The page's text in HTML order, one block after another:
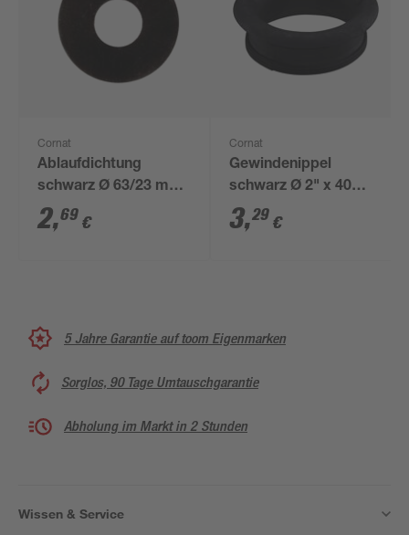
Cornat
Ablaufdichtung
schwarz Ø 63/23 mm
"Geberit 10.200"
2,69 €
Cornat
Gewindenippel
schwarz Ø 2" x 40
mm
3,29 €
5 Jahre Garantie auf toom Eigenmarken
Sorglos, 90 Tage Umtauschgarantie
Abholung im Markt in 2 Stunden
Wissen & Service